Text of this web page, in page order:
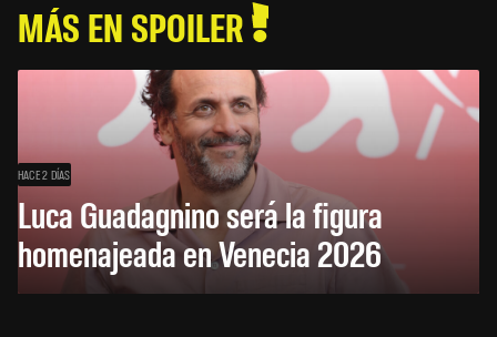
MÁS EN SPOILER
HACE 2 DÍAS
Luca Guadagnino será la figura
homenajeada en Venecia 2026